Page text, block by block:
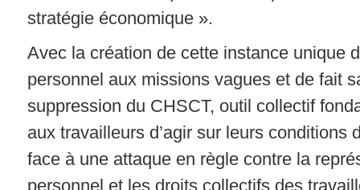
stratégie économique ».
Avec la création de cette instance unique
personnel aux missions vagues et de fait
suppression du CHSCT, outil collectif
aux travailleurs d’agir sur leurs conditions
face à une attaque en règle contre la
personnel et les droits collectifs des